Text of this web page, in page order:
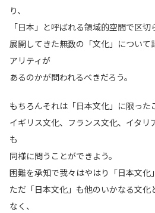
り、
「日本」と呼ばれる領域的空間で区
展開してきた無数の「文化」について
アリティが
あるのかが問われるべきだろう。
もちろんそれは「日本文化」に限った
イギリス文化、フランス文化、イタリ
も
同様に問うことができよう。
困難を承知で我々はやはり「日本文化
ただ「日本文化」も他のいかなる文
なく、